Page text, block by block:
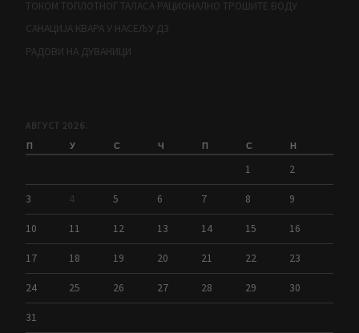
ТОКОМ ТОПЛОТНОГ ТАЛАСА РАЦИОНАЛНО ТРОШИТЕ ВОДУ
САНАЦИЈА КВАРА У НАСЕЉУ Д3
РАДОВИ НА ДУВАНИЦИ
АВГУСТ 2026.
П У С Ч П С Н
1 2
3 4 5 6 7 8 9
10 11 12 13 14 15 16
17 18 19 20 21 22 23
24 25 26 27 28 29 30
31